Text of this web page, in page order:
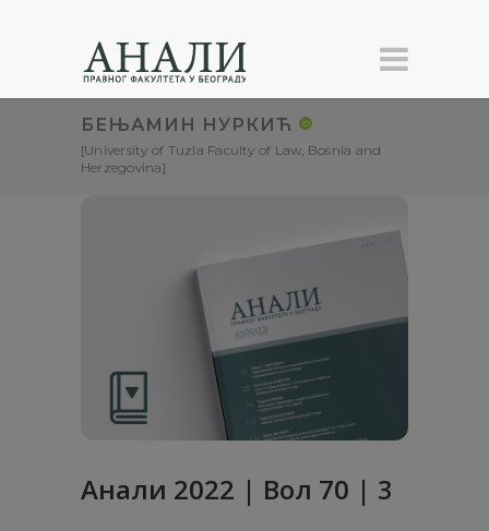
БЕЊАМИН НУРКИЋ
[University of Tuzla Faculty of Law, Bosnia and
Herzegovina]
Анали 2022 | Вол 70 | 3